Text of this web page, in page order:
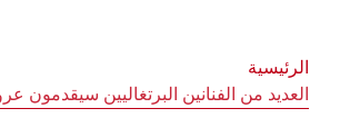
الرئيسية
العديد من الفنانين البرتغاليين